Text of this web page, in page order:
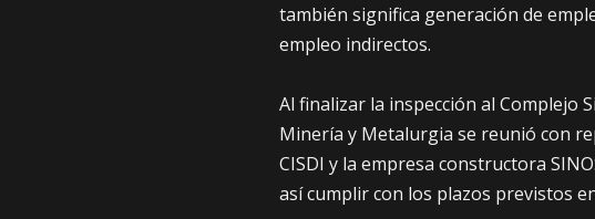
también significa generación de
empleo indirectos.
Al finalizar la inspección al Complejo
Minería y Metalurgia se reunió con
CISDI y la empresa constructora
así cumplir con los plazos previstos